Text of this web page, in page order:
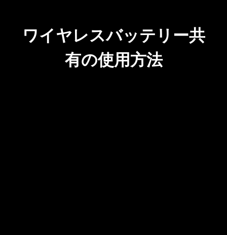
ワイヤレスバッテリー共
有の使用方法